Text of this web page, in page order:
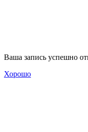
Ваша запись успешно
Хорошо